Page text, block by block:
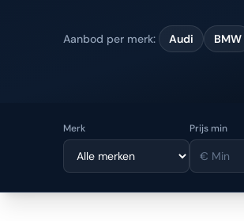
Aanbod per merk: Audi BMW
Merk Prijs min